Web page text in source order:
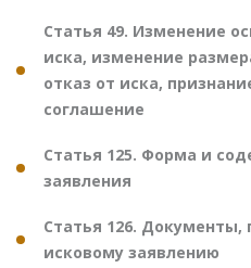
Статья 49. Изменение
иска, изменение
отказ от иска,
соглашение
Статья 125. Форма и
заявления
Статья 126. Документы,
исковому заявлению